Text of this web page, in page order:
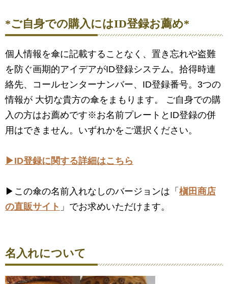
*ご自身での購入にはID登録お薦め*
個人情報を傘に記載することなく、置き忘れや盗難
を防ぐ画期的アイデアがID登録システム。拾得時連
絡先、コールセンターナンバー、ID登録番号。3つの
情報が 大切な貴方の傘をまもります。 ご自身での購
入の方はお薦めです※お名前プレートとID登録の併
用はできません。いずれかをご選択ください。
▶ID登録に関する詳細はこちら
▶この傘の名前入れなしのバージョンは「 槇田商店
の直販サイト 」でお求めいただけます。
名入れについて